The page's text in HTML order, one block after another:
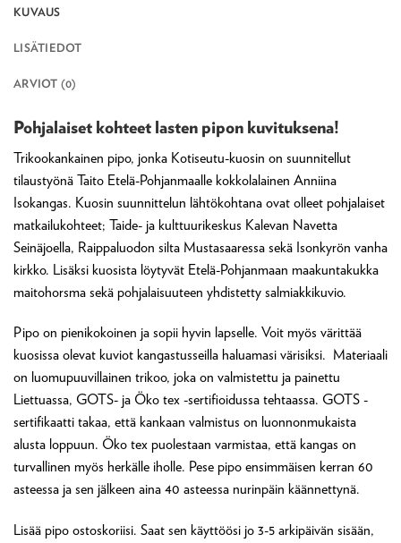
KUVAUS
LISÄTIEDOT
ARVIOT (0)
Pohjalaiset kohteet lasten pipon kuvituksena!
Trikookankainen pipo, jonka Kotiseutu-kuosin on suunnitellut
tilaustyönä Taito Etelä-Pohjanmaalle kokkolalainen Anniina
Isokangas. Kuosin suunnittelun lähtökohtana ovat olleet pohjalaiset
matkailukohteet; Taide- ja kulttuurikeskus Kalevan Navetta
Seinäjoella, Raippaluodon silta Mustasaaressa sekä Isonkyrön vanha
kirkko. Lisäksi kuosista löytyvät Etelä-Pohjanmaan maakuntakukka
maitohorsma sekä pohjalaisuuteen yhdistetty salmiakkikuvio.
Pipo on pienikokoinen ja sopii hyvin lapselle. Voit myös värittää
kuosissa olevat kuviot kangastusseilla haluamasi värisiksi. Materiaali
on luomupuuvillainen trikoo, joka on valmistettu ja painettu
Liettuassa, GOTS- ja Öko tex -sertifioidussa tehtaassa. GOTS -
sertifikaatti takaa, että kankaan valmistus on luonnonmukaista
alusta loppuun. Öko tex puolestaan varmistaa, että kangas on
turvallinen myös herkälle iholle. Pese pipo ensimmäisen kerran 60
asteessa ja sen jälkeen aina 40 asteessa nurinpäin käännettynä.
Lisää pipo ostoskoriisi. Saat sen käyttöösi jo 3-5 arkipäivän sisään,